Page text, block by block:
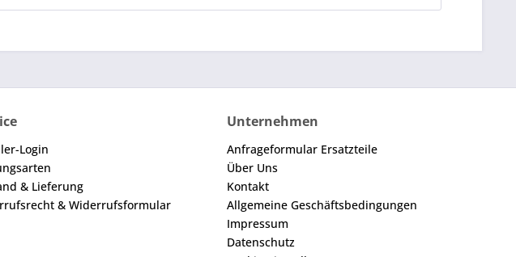
Login
& Lieferung
& Widerrufsformular
Unternehmen
Anfrageformular Ersatzteile
Über Uns
Kontakt
Allgemeine Geschäftsbedingungen
Impressum
Datenschutz